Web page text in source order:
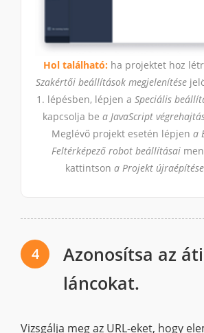
Hol található: ha projektet hoz
Szakértői beállítások megjelenítése
1. lépésben, lépjen a Speciális
kapcsolja be a JavaScript
Meglévő projekt esetén lépjen a
Feltérképező robot beállításai
kattintson a Projekt
4
Azonosítsa az
láncokat.
Vizsgálja meg az URL-eket, hogy